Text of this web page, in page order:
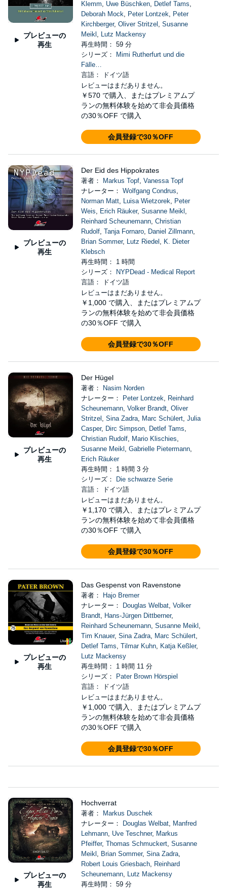
プレビューの
再生
Klemm, Uwe Büschken, Detlef Tams,
Deborah Mock, Peter Lontzek, Peter
Kirchberger, Oliver Stritzel , Susanne
Meikl , Lutz Mackensy
再生時間： 59 分
シリーズ：
Mimi Rutherfurt und die
Fälle…
言語： ドイツ語
レビューはまだありません。
￥570 で購入、またはプレミアムプ
ランの無料体験を始めて非会員価格
の30％OFF で購入
会員登録で30％OFF
プレビューの
再生
Der Eid des Hippokrates
著者： Markus Topf, Vanessa Topf
ナレーター： Wolfgang Condrus,
Norman Matt, Luisa Wietzorek, Peter
Weis, Erich Räuker, Susanne Meikl ,
Reinhard Scheunemann, Christian
Rudolf, Tanja Fornaro, Daniel Zillmann,
Brian Sommer, Lutz Riedel , K. Dieter
Klebsch
再生時間： 1 時間
シリーズ：
NYPDead - Medical Report
言語： ドイツ語
レビューはまだありません。
￥1,000 で購入、またはプレミアムプ
ランの無料体験を始めて非会員価格
の30％OFF で購入
会員登録で30％OFF
プレビューの
再生
Der Hügel
著者：
Nasim Norden
ナレーター：
Peter Lontzek, Reinhard
Scheunemann, Volker Brandt, Oliver
Stritzel , Sina Zadra, Marc Schülert, Julia
Casper, Dirc Simpson, Detlef Tams,
Christian Rudolf, Mario Klischies,
Susanne Meikl , Gabrielle Pietermann,
Erich Räuker
再生時間： 1 時間 3 分
シリーズ：
Die schwarze Serie
言語： ドイツ語
レビューはまだありません。
￥1,170 で購入、またはプレミアムプ
ランの無料体験を始めて非会員価格
の30％OFF で購入
会員登録で30％OFF
プレビューの
再生
Das Gespenst von Ravenstone
著者：
Hajo Bremer
ナレーター：
Douglas Welbat, Volker
Brandt, Hans-Jürgen Dittberner,
Reinhard Scheunemann, Susanne Meikl ,
Tim Knauer, Sina Zadra, Marc Schülert,
Detlef Tams, Tilmar Kuhn, Katja Keßler,
Lutz Mackensy
再生時間： 1 時間 11 分
シリーズ：
Pater Brown Hörspiel
言語： ドイツ語
レビューはまだありません。
￥1,000 で購入、またはプレミアムプ
ランの無料体験を始めて非会員価格
の30％OFF で購入
会員登録で30％OFF
プレビューの
再生
Hochverrat
著者：
Markus Duschek
ナレーター：
Douglas Welbat, Manfred
Lehmann, Uve Teschner, Markus
Pfeiffer, Thomas Schmuckert, Susanne
Meikl , Brian Sommer, Sina Zadra,
Robert Louis Griesbach, Reinhard
Scheunemann, Lutz Mackensy
再生時間： 59 分